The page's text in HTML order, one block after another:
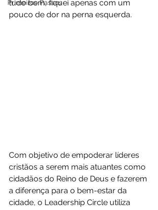
Primeiros Passos
tudo bem, fiquei apenas com um
pouco de dor na perna esquerda.
Com objetivo de empoderar líderes
cristãos a serem mais atuantes como
cidadãos do Reino de Deus e fazerem
a diferença para o bem-estar da
cidade, o Leadership Circle utiliza